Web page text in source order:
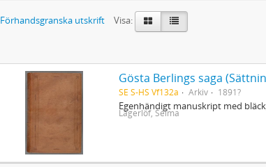
Förhandsgranska utskrift
Visa:
Gösta Berlings saga
SE S-HS Vf132a Arkiv 1891?
Egenhändigt manuskript med
Lagerlöf, Selma